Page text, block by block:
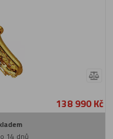
138 990 Kč
14 dnů